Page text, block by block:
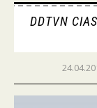
DDTVN